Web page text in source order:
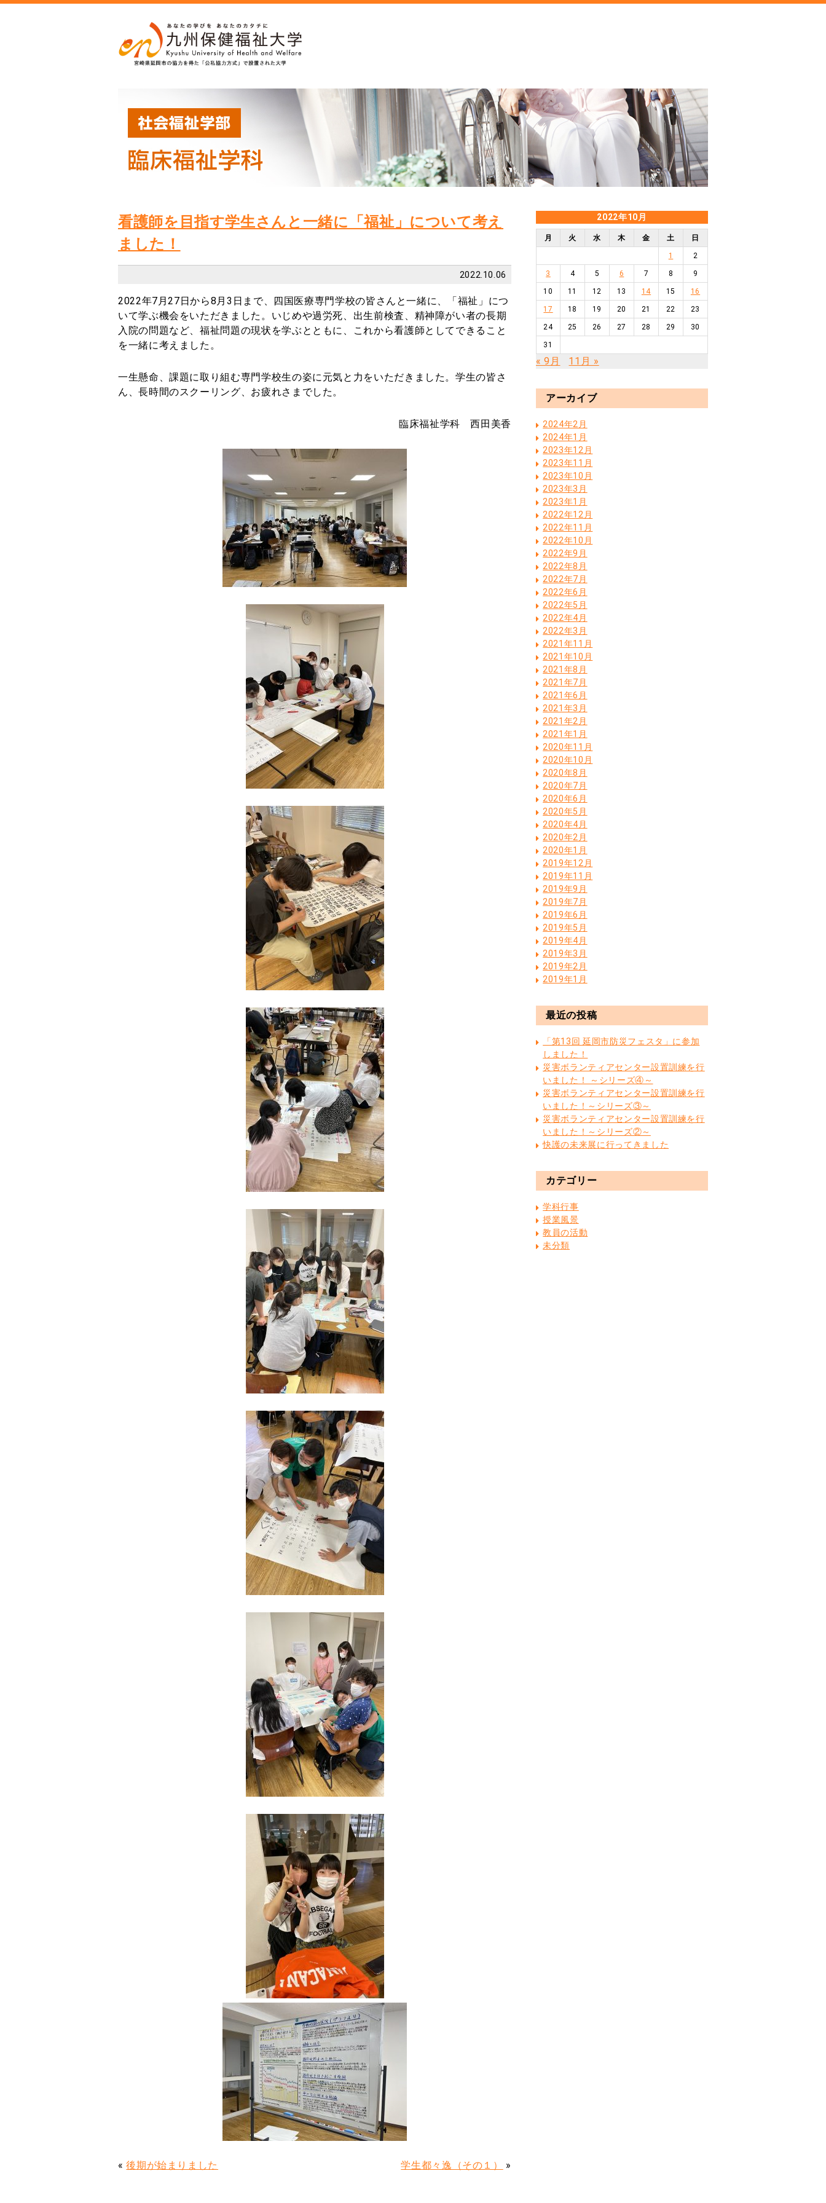
看護師を目指す学生さんと一緒に「福祉」について考え
ました！
2022.10.06
2022年7 月27日から8月 3 日まで、四国医療専門学校の皆さんと一緒に、「福祉」につ
いて学ぶ機会をいただきました。いじめや過労死、出生前検査、精神障がい者の長期
入院の問題など、福祉問題の現状を学ぶとともに、これから看護師としてできること
を一緒に考えました。
一生懸命、課題に取り組む専門学校生の姿に元気と力をいただきました。学生の皆さ
ん、長時間のスクーリング、お疲れさまでした。
臨床福祉学科 西田美香
«後期が始まりました 学生都々逸（その１） »
2022年10月
月 火 水 木 金 土 日
1 2
3 4 5 6 7 8 9
10 11 12 13 14 15 16
17 18 19 20 21 22 23
24 25 26 27 28 29 30
31
« 9月 11月 »
アーカイブ
2024年2月
2024年1月
2023年12月
2023年11月
2023年10月
2023年3月
2023年1月
2022年12月
2022年11月
2022年10月
2022年9月
2022年8月
2022年7月
2022年6月
2022年5月
2022年4月
2022年3月
2021年11月
2021年10月
2021年8月
2021年7月
2021年6月
2021年3月
2021年2月
2021年1月
2020年11月
2020年10月
2020年8月
2020年7月
2020年6月
2020年5月
2020年4月
2020年2月
2020年1月
2019年12月
2019年11月
2019年9月
2019年7月
2019年6月
2019年5月
2019年4月
2019年3月
2019年2月
2019年1月
最近の投稿
「第13回 延岡市防災フェスタ」に参加
しました！
災害ボランティアセンター設置訓練を行
いました！ ～シリーズ④～
災害ボランティアセンター設置訓練を行
いました！～シリーズ③～
災害ボランティアセンター設置訓練を行
いました！～シリーズ②～
快護の未来展に行ってきました
カテゴリー
学科行事
授業風景
教員の活動
未分類